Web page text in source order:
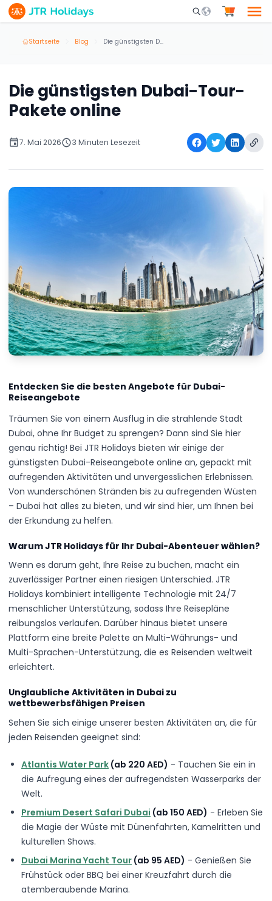
Mobile Search
Startseite Blog Die günstigsten Dubai-Tour-Pakete online
Die günstigsten Dubai-Tour-
Pakete online
7. Mai 2026 3 Minuten Lesezeit
Entdecken Sie die besten Angebote für Dubai-
Reiseangebote
Träumen Sie von einem Ausflug in die strahlende Stadt
Dubai, ohne Ihr Budget zu sprengen? Dann sind Sie hier
genau richtig! Bei JTR Holidays bieten wir einige der
günstigsten Dubai-Reiseangebote online an, gepackt mit
aufregenden Aktivitäten und unvergesslichen Erlebnissen.
Von wunderschönen Stränden bis zu aufregenden Wüsten
– Dubai hat alles zu bieten, und wir sind hier, um Ihnen bei
der Erkundung zu helfen.
Warum JTR Holidays für Ihr Dubai-Abenteuer wählen?
Wenn es darum geht, Ihre Reise zu buchen, macht ein
zuverlässiger Partner einen riesigen Unterschied. JTR
Holidays kombiniert intelligente Technologie mit 24/7
menschlicher Unterstützung, sodass Ihre Reisepläne
reibungslos verlaufen. Darüber hinaus bietet unsere
Plattform eine breite Palette an Multi-Währungs- und
Multi-Sprachen-Unterstützung, die es Reisenden weltweit
erleichtert.
Unglaubliche Aktivitäten in Dubai zu
wettbewerbsfähigen Preisen
Sehen Sie sich einige unserer besten Aktivitäten an, die für
jeden Reisenden geeignet sind:
Atlantis Water Park (ab 220 AED) - Tauchen Sie ein in
die Aufregung eines der aufregendsten Wasserparks der
Welt.
Premium Desert Safari Dubai (ab 150 AED) - Erleben Sie
die Magie der Wüste mit Dünenfahrten, Kamelritten und
kulturellen Shows.
Dubai Marina Yacht Tour (ab 95 AED) - Genießen Sie
Frühstück oder BBQ bei einer Kreuzfahrt durch die
atemberaubende Marina.